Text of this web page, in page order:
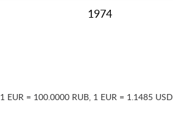
1974
1 EUR = 100.0000 RUB, 1 EUR = 1.1485 USD